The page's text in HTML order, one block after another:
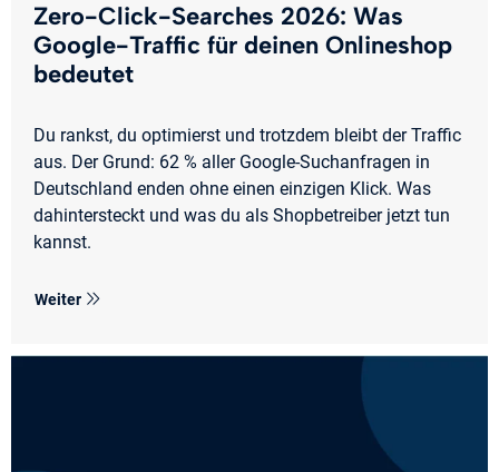
Zero-Click-Searches 2026: Was
Google-Traffic für deinen Onlineshop
bedeutet
Du rankst, du optimierst und trotzdem bleibt der Traffic
aus. Der Grund: 62 % aller Google-Suchanfragen in
Deutschland enden ohne einen einzigen Klick. Was
dahintersteckt und was du als Shopbetreiber jetzt tun
kannst.
Weiter